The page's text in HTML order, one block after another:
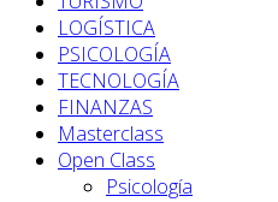
LOGÍSTICA
PSICOLOGÍA
TECNOLOGÍA
FINANZAS
Masterclass
Open Class
Psicología